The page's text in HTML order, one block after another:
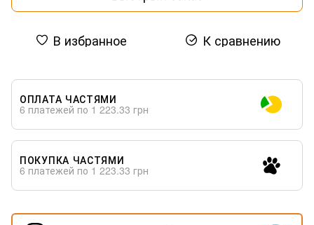
В избранное К сравнению
ОПЛАТА ЧАСТЯМИ
6 платежей по 1 223.33 грн
ПОКУПКА ЧАСТЯМИ
6 платежей по 1 223.33 грн